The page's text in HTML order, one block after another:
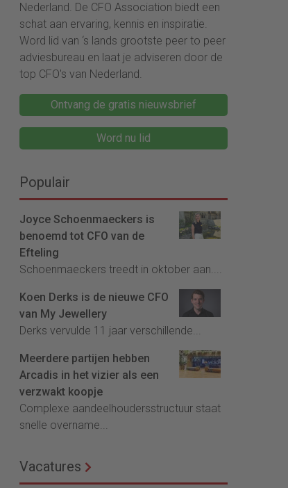
Nederland. De CFO Association biedt een
schat aan ervaring, kennis en inspiratie.
Word lid van ‘s lands grootste peer to peer
adviesbureau en laat je adviseren door de
top CFO's van Nederland.
Ontvang de gratis nieuwsbrief
Word nu lid
Populair
Joyce Schoenmaeckers is
benoemd tot CFO van de
Efteling
Schoenmaeckers treedt in oktober aan....
Koen Derks is de nieuwe CFO
van My Jewellery
Derks vervulde 11 jaar verschillende...
Meerdere partijen hebben
Arcadis in het vizier als een
verzwakt koopje
Complexe aandeelhoudersstructuur staat
snelle overname...
Vacatures